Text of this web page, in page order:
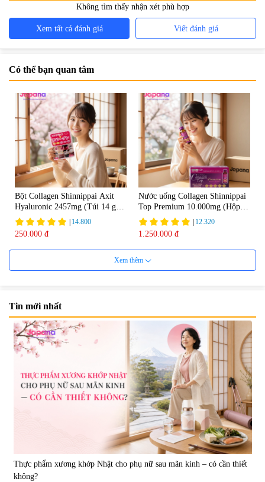
Không tìm thấy nhận xét phù hợp
Xem tất cả đánh giá Viết đánh giá
Có thể bạn quan tâm
Bột Collagen Shinnippai Axit
Hyaluronic 2457mg (Túi 14 gói
x 3g) - Date 04/2027
14.800
250.000 đ
Nước uống Collagen Shinnippai
Top Premium 10.000mg (Hộp
10 chai x 50ml)
12.320
1.250.000 đ
Nước uống đẹp da Collagen
50ml)
789.120
1.200.000 đ
Nước uống Collagen Kaza Rose
Lady 5000mg (Hộp 10 chai x
50ml)
|67.440
950.000 đ
Xem thêm
Tin mới nhất
Thực phẩm xương khớp Nhật cho phụ nữ sau mãn kinh – có cần thiết
không?